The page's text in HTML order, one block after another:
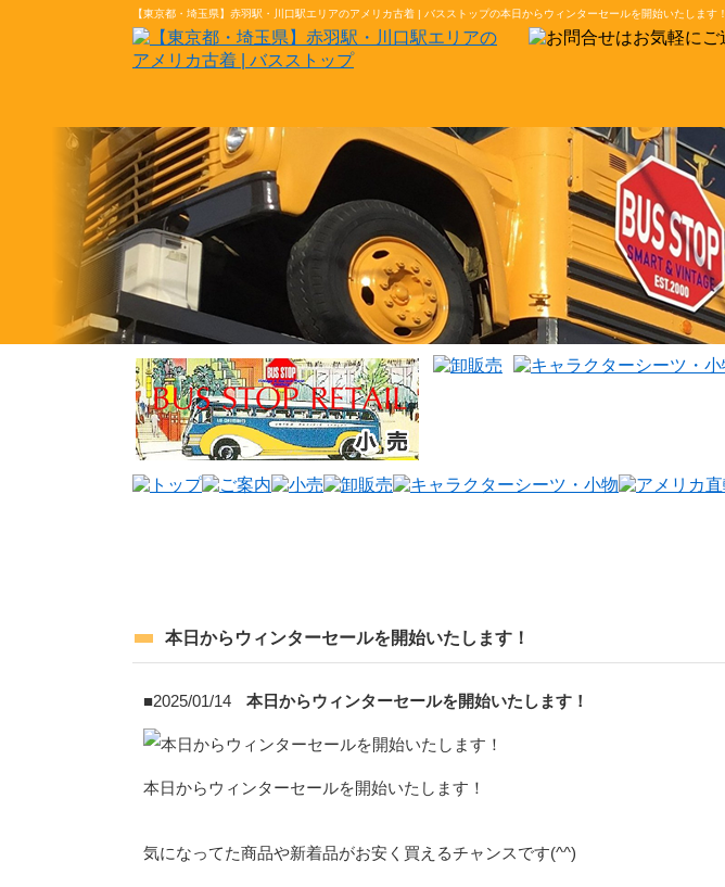
【東京都・埼玉県】赤羽駅・川口駅エリアのアメリカ古着 | バスストップの本日からウィンターセールを開始いたします！
本日からウィンターセールを開始いたします！
■2025/01/14 本日からウィンターセールを開始いたします！
本日からウィンターセールを開始いたします！
気になってた商品や新着品がお安く買えるチャンスです(^^)